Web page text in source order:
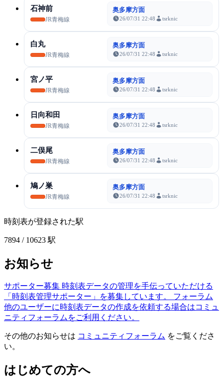
石神前
JR青梅線
奥多摩方面
26/07/31 22:48 tsrknic
白丸
JR青梅線
奥多摩方面
26/07/31 22:48 tsrknic
宮ノ平
JR青梅線
奥多摩方面
26/07/31 22:48 tsrknic
日向和田
JR青梅線
奥多摩方面
26/07/31 22:48 tsrknic
二俣尾
JR青梅線
奥多摩方面
26/07/31 22:48 tsrknic
鳩ノ巣
JR青梅線
奥多摩方面
26/07/31 22:48 tsrknic
時刻表が登録された駅
7894 / 10623 駅
お知らせ
サポーター募集 時刻表データの管理を手伝っていただける
「時刻表管理サポーター」を募集しています。
フォーラム
他のユーザーに時刻表データの作成を依頼する場合はコミュ
ニティフォーラムをご利用ください。
その他のお知らせは コミュニティフォーラム をご覧くださ
い。
はじめての方へ